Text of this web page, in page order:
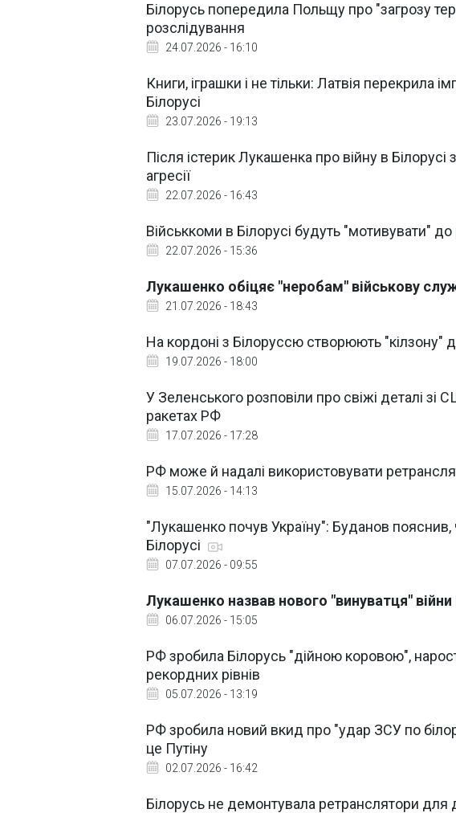
Білорусь попередила Польщу про "загрозу
розслідування
24.07.2026 - 16:10
Книги, іграшки і не тільки: Латвія перекрила
Білорусі
23.07.2026 - 19:13
Після істерик Лукашенка про війну в Білорусі
агресії
22.07.2026 - 16:43
Військкоми в Білорусі будуть "мотивувати"
22.07.2026 - 15:36
Лукашенко обіцяє "неробам" військову
21.07.2026 - 18:43
На кордоні з Білоруссю створюють "кілзону"
19.07.2026 - 18:00
У Зеленського розповіли про свіжі деталі зі
ракетах РФ
17.07.2026 - 17:28
РФ може й надалі використовувати
15.07.2026 - 14:13
"Лукашенко почув Україну": Буданов пояснив,
Білорусі
07.07.2026 - 09:55
Лукашенко назвав нового "винуватця" війни
06.07.2026 - 15:05
РФ зробила Білорусь "дійною коровою",
рекордних рівнів
05.07.2026 - 13:19
РФ зробила новий вкид про "удар ЗСУ по
це Путіну
02.07.2026 - 16:42
Білорусь не демонтувала ретранслятори для